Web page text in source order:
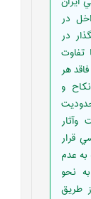
در
در
تفاوت
هر
و
قرار
عدم
نحو
طريق